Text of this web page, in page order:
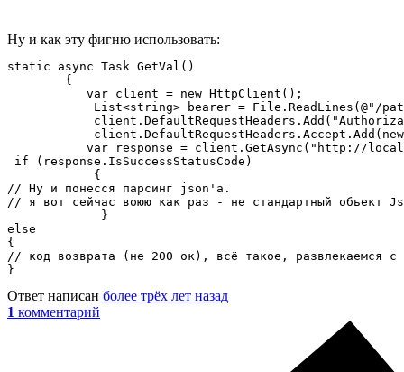
Ну и как эту фигню использовать:
static async Task GetVal()
        {
           var client = new HttpClient();
List<string> bearer = File.ReadLines(@"/
var response = client.GetAsync("http://
if (response.IsSuccessStatusCode)
            {
// Ну и понесся парсинг json'а.
// я вот сейчас воюю как раз - не стандартный обьект
             }
else
{
// код возврата (не 200 ок), всё такое, развлекаемся с
}
Ответ написан более трёх лет назад
1 комментарий